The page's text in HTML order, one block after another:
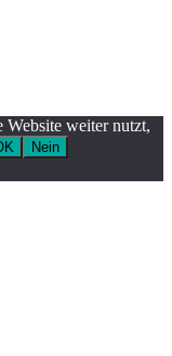
Website weiter nutzt,
Nein